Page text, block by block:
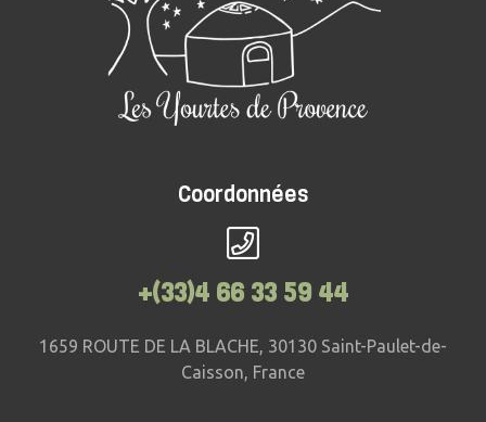
Coordonnées
+(33)4 66 33 59 44
1659 ROUTE DE LA BLACHE, 30130 Saint-Paulet-de-
Caisson, France